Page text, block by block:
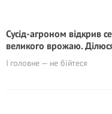
Сусід-агроном відкрив
великого врожаю.
І головне — не бійтеся